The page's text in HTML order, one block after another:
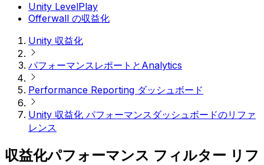
Unity LevelPlay
Offerwall の収益化
Unity 収益化
パフォーマンスレポートとAnalytics
Performance Reporting ダッシュボード
Unity 収益化 パフォーマンスダッシュボードのリファ
レンス
収益化パフォーマンス フィルター リフ